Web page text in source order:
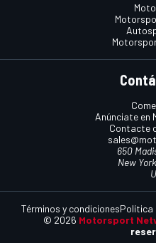
Anúnciate en
Contacte
650
New
© 2026 Motorsport
Términos y condicionesPolítica